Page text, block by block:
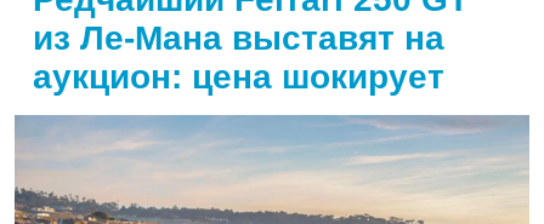
из Ле-Мана выставят на
аукцион: цена шокирует